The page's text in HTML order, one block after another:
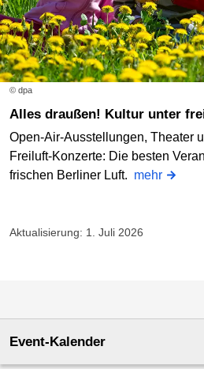
© dpa
Alles draußen! Kultur unter
Open-Air-Ausstellungen, Theater
Freiluft-Konzerte: Die besten
frischen Berliner Luft. mehr
Aktualisierung: 1. Juli 2026
Event-Kalender